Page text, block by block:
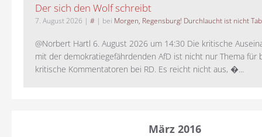
Der sich den Wolf schreibt
7. August 2026 | # | bei Morgen, Regensburg! Durchlaucht ist nicht
@Norbert Hartl 6. August 2026 um 14:30 Die kritische
mit der demokratiegefährdenden AfD ist nicht nur Thema für
kritische Kommentatoren bei RD. Es reicht nicht aus, �...
März 2016